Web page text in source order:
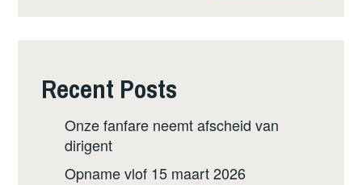
Recent Posts
Onze fanfare neemt afscheid van
dirigent
Opname vlof 15 maart 2026